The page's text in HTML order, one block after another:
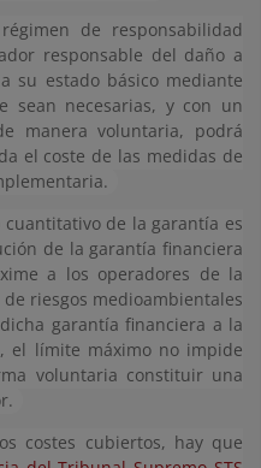
de responsabilidad
responsable del daño a
su estado básico mediante
sean necesarias, y con un
manera voluntaria, podrá
el coste de las medidas de
de la garantía es
de la garantía financiera
a los operadores de la
riesgos medioambientales
garantía financiera a la
el límite máximo no impide
voluntaria constituir una
costes cubiertos, hay que